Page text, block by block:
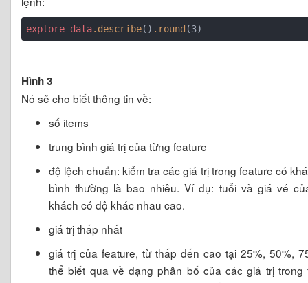
explore_data.describe() .round
Hình 3
Nó sẽ cho biết thông tin về:
số items
trung bình giá trị của từng feature
độ lệch chuẩn: kiểm tra các giá trị trong feature có
bình thường là bao nhiêu. Ví dụ: tuổi và giá vé
khách có độ khác nhau cao.
giá trị thấp nhất
giá trị của feature, từ thấp đến cao tại 25%, 50%,
thể biết qua về dạng phân bố của các giá trị trong